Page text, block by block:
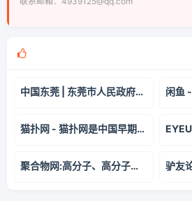
中国东莞 | 东莞市人民政府门户网站 闲鱼
猫扑网 - 猫扑网是中国早期互联网的重要发源地！
聚合物网:高分子、高分子材料、高分子科学、塑料、橡胶、纤维、复合材料、涂料、油墨、助剂、胶粘剂, 原料/设备/技术/制品, 分析测试仪器